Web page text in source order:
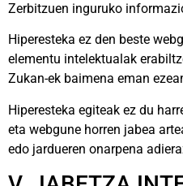
Zerbitzuen inguruko
Hiperesteka ez den beste
elementu intelektualak
Zukan-ek baimena eman
Hiperesteka egiteak ez du
eta webgune horren jabea
edo jardueren onarpena